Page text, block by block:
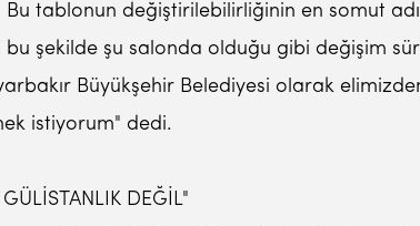
tablonun değiştirilebilirliğinin en somut
şekilde şu salonda olduğu gibi değişim
Büyükşehir Belediyesi olarak
istiyorum" dedi.
DEĞİL"